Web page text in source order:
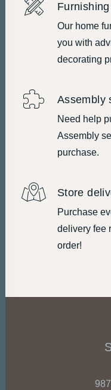
Our home
you with
decorating
Assembly
Need help
Assembly
purchase.
Store
Purchase
delivery fee
order!